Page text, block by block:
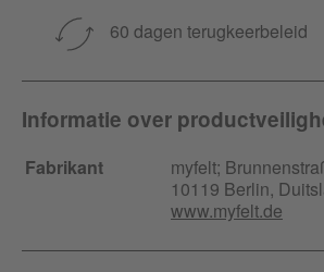
60 dagen terugkeerbeleid
Informatie over
Fabrikant myfelt;
10119 Berlin,
www.myfelt.de